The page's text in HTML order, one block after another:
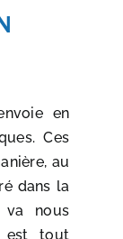
en
Ces
au
dans la
va nous
est tout